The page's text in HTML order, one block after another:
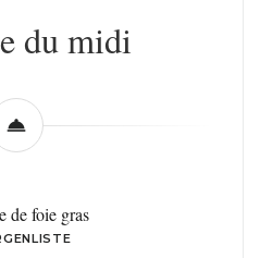
du midi
de foie gras